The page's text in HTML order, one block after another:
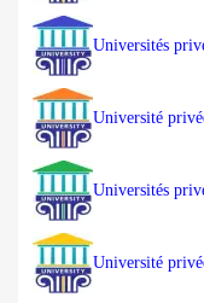
Universités
Université
Universités
Université